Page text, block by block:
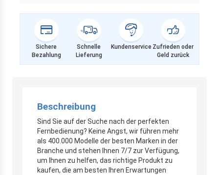
Sichere
Bezahlung
Schnelle
Lieferung
Kundenservice Zufrieden oder
Geld zurück
Beschreibung
Sind Sie auf der Suche nach der perfekten
Fernbedienung? Keine Angst, wir führen mehr
als 400.000 Modelle der besten Marken in der
Branche und stehen Ihnen 7/7 zur Verfügung,
um Ihnen zu helfen, das richtige Produkt zu
kaufen, die am besten Ihren Erwartungen